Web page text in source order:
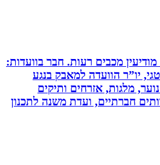
מכבים רעות. חבר בוועדות:
הוועדה למאבק בנגע
אזרחים ותיקים
חברתיים, ועדת משנה לתכנון